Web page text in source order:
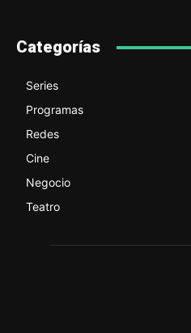
Categorías
Series
Programas
Redes
Cine
Negocio
Teatro